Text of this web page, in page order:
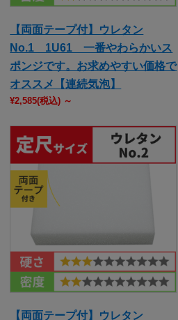
【両面テープ付】ウレタン
No.1 1U61 一番やわらかいス
ポンジです。お求めやすい価格で
オススメ【連続気泡】
¥2,585(税込) ～
【両面テープ付】ウレタン